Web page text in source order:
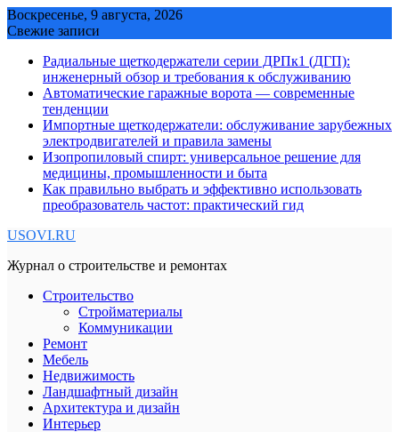
Skip
to
Воскресенье, 9 августа, 2026
Свежие записи
Радиальные щеткодержатели серии ДРПк1 (ДГП):
инженерный обзор и требования к обслуживанию
Автоматические гаражные ворота — современные
тенденции
Импортные щеткодержатели: обслуживание зарубежных
электродвигателей и правила замены
Изопропиловый спирт: универсальное решение для
медицины, промышленности и быта
Как правильно выбрать и эффективно использовать
преобразователь частот: практический гид
USOVI.RU
Журнал о строительстве и ремонтах
Строительство
Стройматериалы
Коммуникации
Ремонт
Мебель
Недвижимость
Ландшафтный дизайн
Архитектура и дизайн
Интерьер